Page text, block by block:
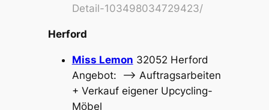
Detail-103498034729423/
Herford
Miss Lemon 32052 Herford
Angebot: –> Auftragsarbeiten
+ Verkauf eigener Upcycling-
Möbel